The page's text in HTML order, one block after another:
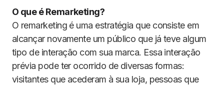
O que é Remarketing?
O remarketing é uma estratégia que consiste em
alcançar novamente um público que já teve algum
tipo de interação com sua marca. Essa interação
prévia pode ter ocorrido de diversas formas:
visitantes que acederam à sua loja, pessoas que